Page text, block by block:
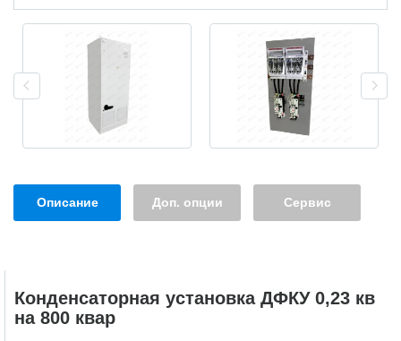
Описание Доп. опции Сервис
Конденсаторная установка ДФКУ 0,23 кв
на 800 квар